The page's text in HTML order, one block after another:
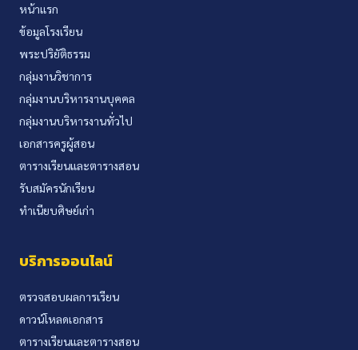
หน้าแรก
ข้อมูลโรงเรียน
พระปริยัติธรรม
กลุ่มงานวิชาการ
กลุ่มงานบริหารงานบุคคล
กลุ่มงานบริหารงานทั่วไป
เอกสารครูผู้สอน
ตารางเรียนและตารางสอน
รับสมัครนักเรียน
ทำเนียบศิษย์เก่า
บริการออนไลน์
ตรวจสอบผลการเรียน
ดาวน์โหลดเอกสาร
ตารางเรียนและตารางสอน